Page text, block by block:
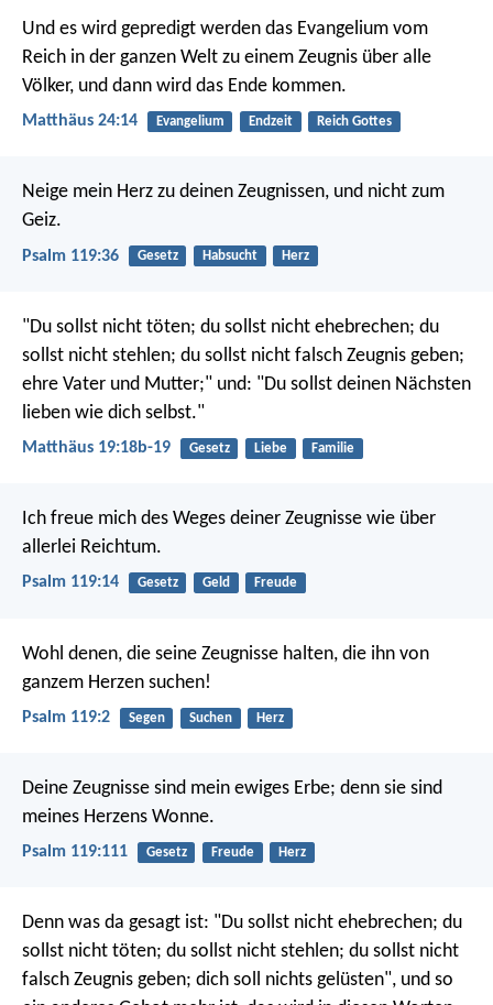
Und es wird gepredigt werden das Evangelium vom
Reich in der ganzen Welt zu einem Zeugnis über alle
Völker, und dann wird das Ende kommen.
Matthäus 24:14 Evangelium Endzeit Reich Gottes
Neige mein Herz zu deinen Zeugnissen, und nicht zum
Geiz.
Psalm 119:36 Gesetz Habsucht Herz
"Du sollst nicht töten; du sollst nicht ehebrechen; du
sollst nicht stehlen; du sollst nicht falsch Zeugnis geben;
ehre Vater und Mutter;" und: "Du sollst deinen Nächsten
lieben wie dich selbst."
Matthäus 19:18b-19 Gesetz Liebe Familie
Ich freue mich des Weges deiner Zeugnisse wie über
allerlei Reichtum.
Psalm 119:14 Gesetz Geld Freude
Wohl denen, die seine Zeugnisse halten, die ihn von
ganzem Herzen suchen!
Psalm 119:2 Segen Suchen Herz
Deine Zeugnisse sind mein ewiges Erbe; denn sie sind
meines Herzens Wonne.
Psalm 119:111 Gesetz Freude Herz
Denn was da gesagt ist: "Du sollst nicht ehebrechen; du
sollst nicht töten; du sollst nicht stehlen; du sollst nicht
falsch Zeugnis geben; dich soll nichts gelüsten", und so